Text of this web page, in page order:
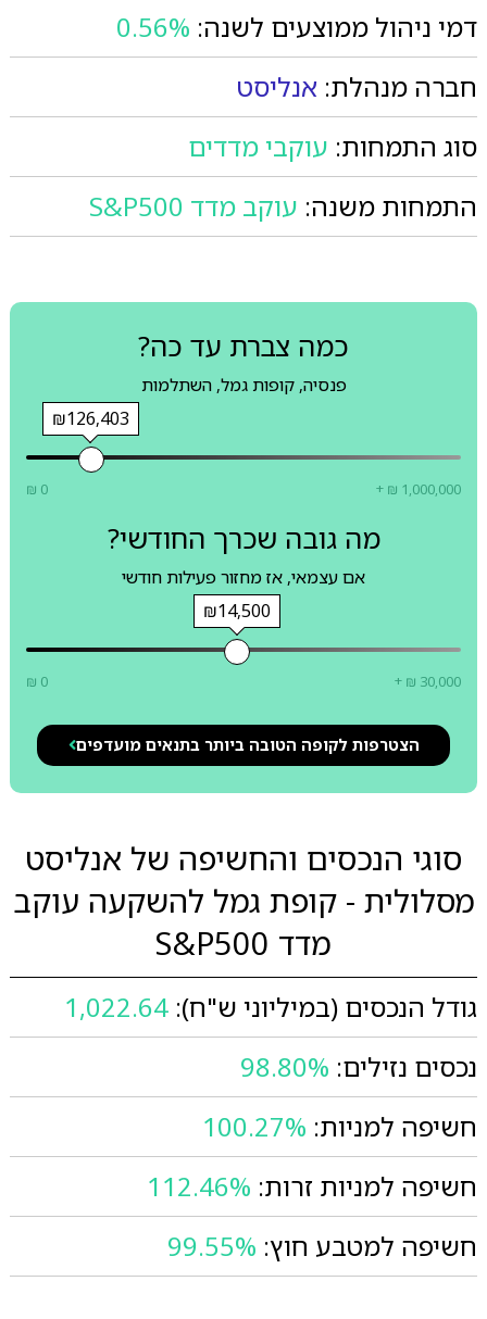
דמי ניהול ממוצעים לשנה: 0.56%
חברה מנהלת: אנליסט
סוג התמחות: עוקבי מדדים
התמחות משנה: עוקב מדד S&P500
כמה צברת עד כה?
פנסיה, קופות גמל, השתלמות
₪126,403
₪ 0 + ₪ 1,000,000
מה גובה שכרך החודשי?
אם עצמאי, אז מחזור פעילות חודשי
₪14,500
₪ 0 + ₪ 30,000
הצטרפות לקופה הטובה ביותר בתנאים מועדפים
סוגי הנכסים והחשיפה של אנליסט
מסלולית - קופת גמל להשקעה עוקב
מדד S&P500
גודל הנכסים (במיליוני ש"ח): 1,022.64
נכסים נזילים: 98.80%
חשיפה למניות: 100.27%
חשיפה למניות זרות: 112.46%
חשיפה למטבע חוץ: 99.55%